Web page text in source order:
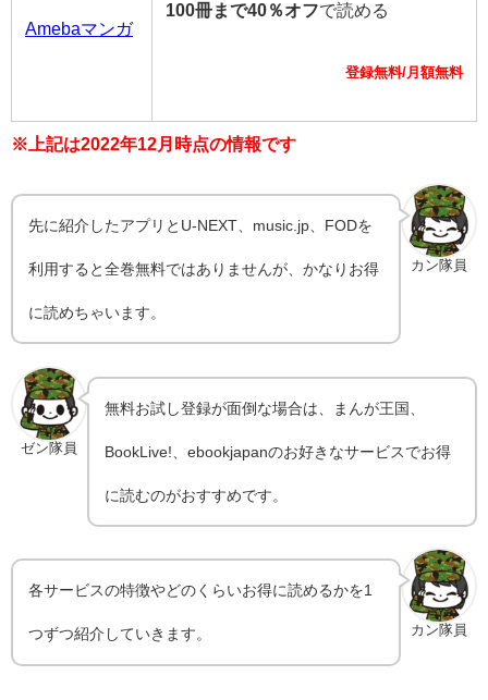
Amebaマンガ
100冊まで40％オフで読める
登録無料/月額無料
※上記は2022年12月時点の情報です
カン隊員
先に紹介したアプリとU-NEXT、music.jp、FODを
利用すると全巻無料ではありませんが、かなりお得
に読めちゃいます。
ゼン隊員
無料お試し登録が面倒な場合は、まんが王国、
BookLive!、ebookjapanのお好きなサービスでお得
に読むのがおすすめです。
カン隊員
各サービスの特徴やどのくらいお得に読めるかを1
つずつ紹介していきます。